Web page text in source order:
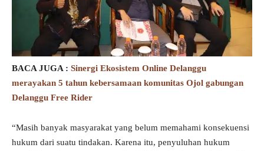
BACA JUGA : Sinergi Ekosistem Online Delanggu
merayakan 5 tahun kebersamaan komunitas Ojol gabungan
Delanggu Free Rider
“Masih banyak masyarakat yang belum memahami konsekuensi
hukum dari suatu tindakan. Karena itu, penyuluhan hukum